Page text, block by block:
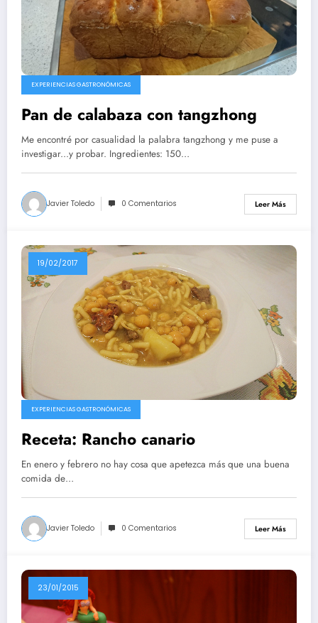
EXPERIENCIAS GASTRONÓMICAS
Pan de calabaza con tangzhong
Me encontré por casualidad la palabra tangzhong y me puse a
investigar...y probar. Ingredientes: 150…
Javier Toledo 0 Comentarios Leer Más
19/02/2017
EXPERIENCIAS GASTRONÓMICAS
Receta: Rancho canario
En enero y febrero no hay cosa que apetezca más que una buena
comida de…
Javier Toledo 0 Comentarios Leer Más
23/01/2015